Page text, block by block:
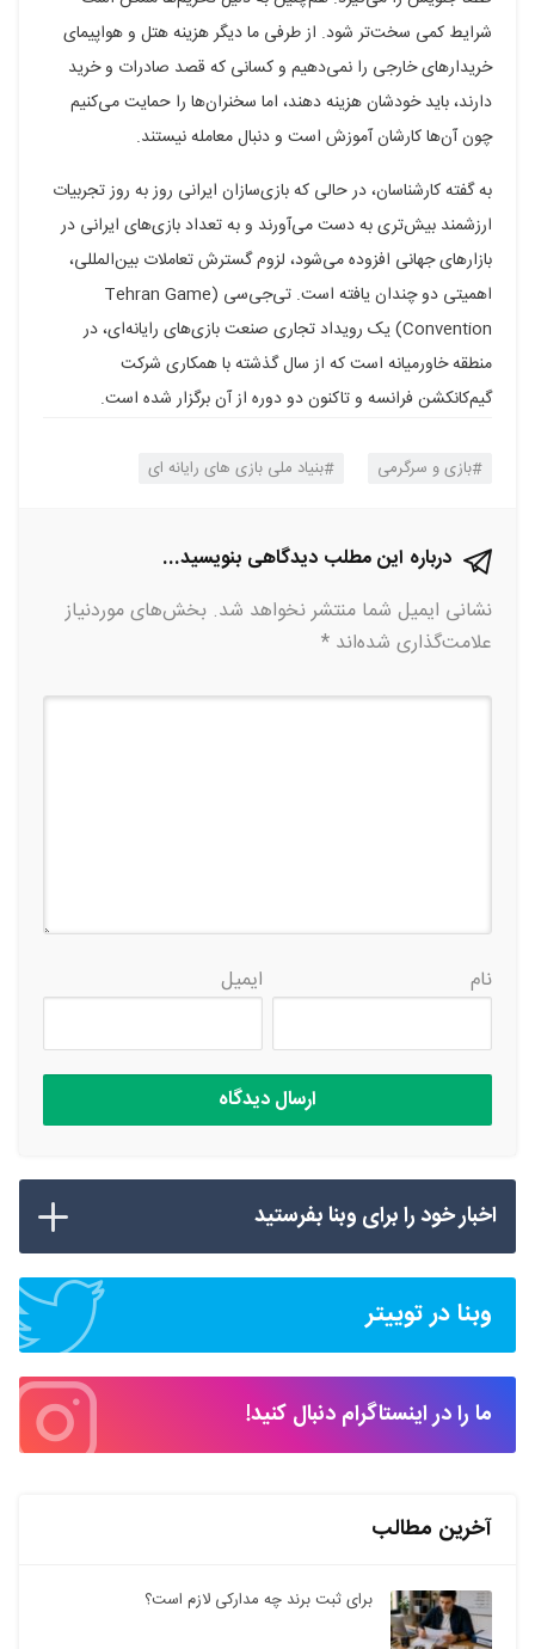
شرایط کمی سخت‌تر شود. از طرفی ما دیگر هزینه هتل و هواپیمای
خریدارهای خارجی را نمی‌دهیم و کسانی که قصد صادرات و خرید
دارند، باید خودشان هزینه دهند، اما سخنران‌ها را حمایت می‌کنیم
چون آن‌ها کارشان آموزش است و دنبال معامله نیستند.
به گفته کارشناسان، در حالی که بازی‌سازان ایرانی روز به روز تجربیات
ارزشمند بیش‌تری به دست می‌آورند و به تعداد بازی‌های ایرانی در
بازارهای جهانی افزوده می‌شود، لزوم گسترش تعاملات بین‌المللی،
اهمیتی دو چندان یافته است. تی‌جی‌سی (Tehran Game
Convention) یک رویداد تجاری صنعت بازی‌های رایانه‌ای، در
منطقه خاورمیانه است که از سال گذشته با همکاری شرکت
گیم‌کانکشن فرانسه و تاکنون دو دوره از آن برگزار شده است.
بازی و سرگرمی بنیاد ملی بازی های رایانه ای
درباره این مطلب دیدگاهی بنویسید...
نشانی ایمیل شما منتشر نخواهد شد. بخش‌های موردنیاز
علامت‌گذاری شده‌اند *
نام ایمیل
اخبار خود را برای وبنا بفرستید
وبنا در توییتر
ما را در اینستاگرام دنبال کنید!
آخرین مطالب
برای ثبت برند چه مدارکی لازم است؟